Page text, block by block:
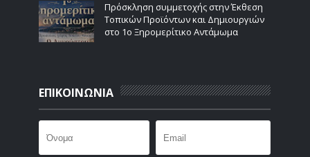
Πρόσκληση συμμετοχής στην Έκθεση
Τοπικών Προϊόντων και Δημιουργιών
στο 1ο Ξηρομερίτικο Αντάμωμα
ΕΠΙΚΟΙΝΩΝΙΑ